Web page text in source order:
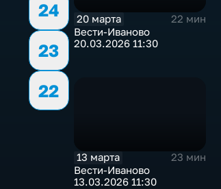
24
23
22
20 марта
22 мин
Вести-Иваново
20.03.2026 11:30
13 марта
23 мин
Вести-Иваново
13.03.2026 11:30